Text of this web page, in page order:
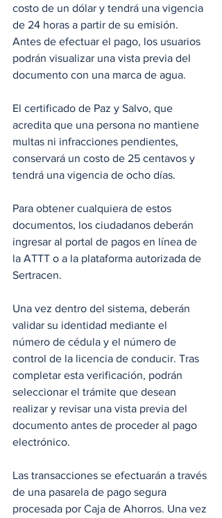
costo de un dólar y tendrá una vigencia
de 24 horas a partir de su emisión.
Antes de efectuar el pago, los usuarios
podrán visualizar una vista previa del
documento con una marca de agua.
El certificado de Paz y Salvo, que
acredita que una persona no mantiene
multas ni infracciones pendientes,
conservará un costo de 25 centavos y
tendrá una vigencia de ocho días.
Para obtener cualquiera de estos
documentos, los ciudadanos deberán
ingresar al portal de pagos en línea de
la ATTT o a la plataforma autorizada de
Sertracen.
Una vez dentro del sistema, deberán
validar su identidad mediante el
número de cédula y el número de
control de la licencia de conducir. Tras
completar esta verificación, podrán
seleccionar el trámite que desean
realizar y revisar una vista previa del
documento antes de proceder al pago
electrónico.
Las transacciones se efectuarán a través
de una pasarela de pago segura
procesada por Caja de Ahorros. Una vez